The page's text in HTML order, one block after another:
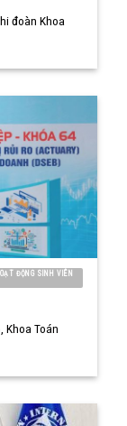
đoàn Khoa
ĐỘNG SINH VIÊN
Khoa Toán